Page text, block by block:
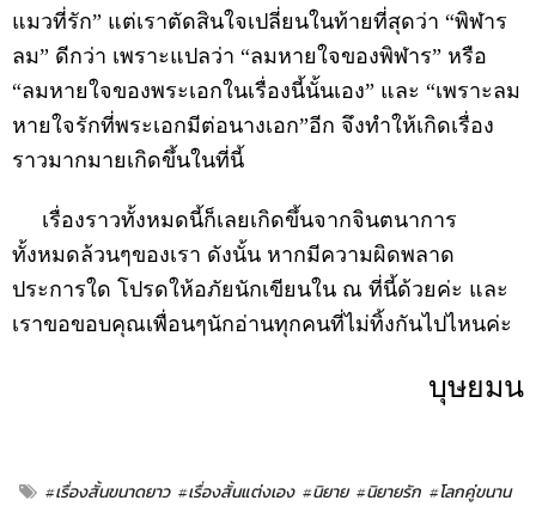
แมวที่รัก” แต่เราตัดสินใจเปลี่ยนในท้ายที่สุดว่า “พิฬาร
ลม” ดีกว่า เพราะแปลว่า “ลมหายใจของพิฬาร” หรือ
“ลมหายใจของพระเอกในเรื่องนี้นั้นเอง” และ “เพราะลม
หายใจรักที่พระเอกมีต่อนางเอก”อีก จึงทำให้เกิดเรื่อง
ราวมากมายเกิดขึ้นในที่นี้
เรื่องราวทั้งหมดนี้ก็เลยเกิดขึ้นจากจินตนาการ
ทั้งหมดล้วนๆของเรา ดังนั้น หากมีความผิดพลาด
ประการใด โปรดให้อภัยนักเขียนใน ณ ที่นี้ด้วยค่ะ และ
เราขอขอบคุณเพื่อนๆนักอ่านทุกคนที่ไม่ทิ้งกันไปไหนค่ะ
บุษยมน
#เรื่องสั้นขนาดยาว #เรื่องสั้นแต่งเอง #นิยาย #นิยายรัก #โลกคู่ขนาน